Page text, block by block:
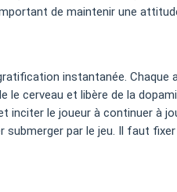
de maintenir une
instantanée.
cerveau et libère de la
le joueur à continuer à
par le jeu. Il faut